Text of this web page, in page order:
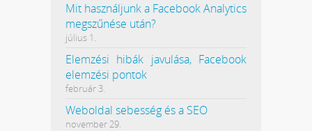
Mit használjunk a Facebook Analytics
megszűnése után?
július 1.
Elemzési hibák javulása, Facebook
elemzési pontok
február 3.
Weboldal sebesség és a SEO
november 29.